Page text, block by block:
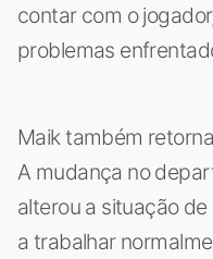
contar com o
problemas
Maik também
A mudança no
alterou a situação
a trabalhar